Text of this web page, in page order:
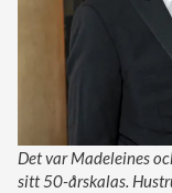
Det var Madeleines
sitt 50-årskalas.